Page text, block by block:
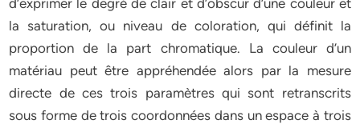
d’exprimer le degré de clair et d’obscur d’une couleur et
la saturation, ou niveau de coloration, qui définit la
proportion de la part chromatique. La couleur d’un
matériau peut être appréhendée alors par la mesure
directe de ces trois paramètres qui sont retranscrits
sous forme de trois coordonnées dans un espace à trois